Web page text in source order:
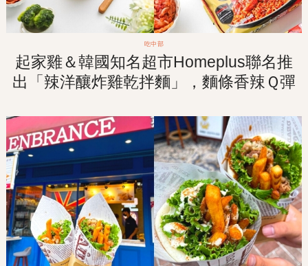
吃中部
起家雞＆韓國知名超市Homeplus聯名推
出「辣洋釀炸雞乾拌麵」，麵條香辣Ｑ彈